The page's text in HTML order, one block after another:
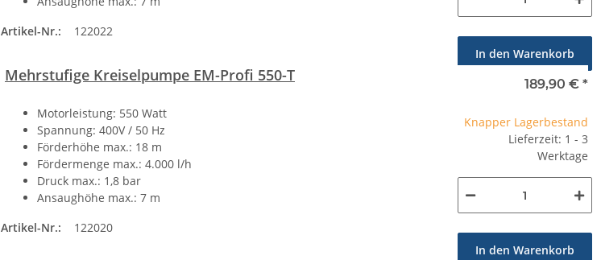
Artikel-Nr.:
122022
In den Warenkorb
Mehrstufige Kreiselpumpe EM-Profi 550-T
Motorleistung: 550 Watt
Spannung: 400V / 50 Hz
Förderhöhe max.: 18 m
Fördermenge max.: 4.000 l/h
Druck max.: 1,8 bar
Ansaughöhe max.: 7 m
Artikel-Nr.:
122020
189,90 € *
Knapper Lagerbestand
Lieferzeit: 1 - 3
Werktage
In den Warenkorb